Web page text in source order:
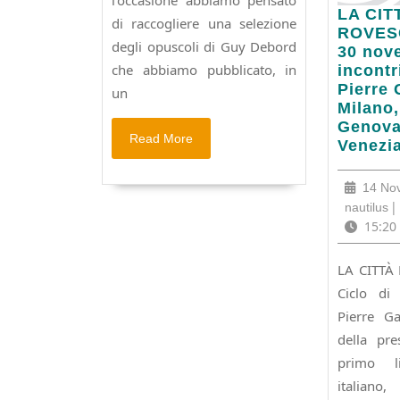
di raccogliere una selezione
degli opuscoli di Guy Debord
che abbiamo pubblicato, in
un
Read More
More
LA
30
Pierre
LA
CITTA’
E
IL
SUO
Dal
22
30
sei
Jean-
Pierre
Garnier
a
Milano,
Torino,
14
nautilus |
15:20
LA CITTÀ
Ciclo di
Pierre
della
primo